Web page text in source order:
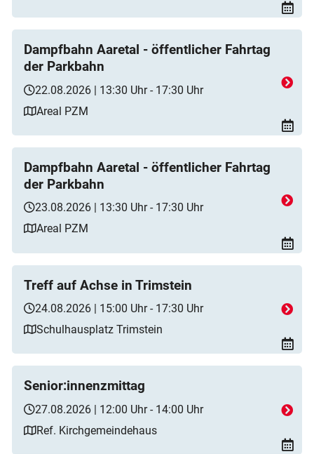
Dampfbahn Aaretal - öffentlicher Fahrtag
der Parkbahn
22.08.2026 | 13:30 Uhr - 17:30 Uhr
Areal PZM
Dampfbahn Aaretal - öffentlicher Fahrtag
der Parkbahn
23.08.2026 | 13:30 Uhr - 17:30 Uhr
Areal PZM
Treff auf Achse in Trimstein
24.08.2026 | 15:00 Uhr - 17:30 Uhr
Schulhausplatz Trimstein
Senior:innenzmittag
27.08.2026 | 12:00 Uhr - 14:00 Uhr
Ref. Kirchgemeindehaus